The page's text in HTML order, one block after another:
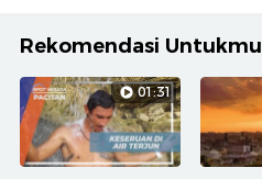
Rekomendasi Untukmu
01:31